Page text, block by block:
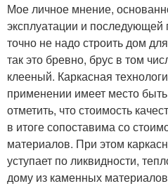
Мое личное мнение,
эксплуатации и
точно не надо строить дом
так это бревно, брус в том
клееный. Каркасная
применении имеет место
отметить, что стоимость
в итоге сопоставима со
материалов. При этом
уступает по ликвидности,
дому из каменных